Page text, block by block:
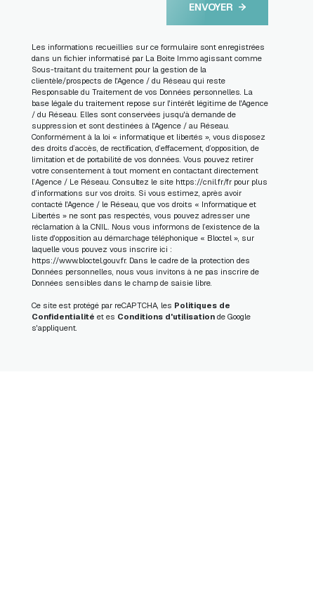
ENVOYER
Les informations recueillies sur ce formulaire sont enregistrées
dans un fichier informatisé par La Boite Immo agissant comme
Sous-traitant du traitement pour la gestion de la
clientèle/prospects de l'Agence / du Réseau qui reste
Responsable du Traitement de vos Données personnelles. La
base légale du traitement repose sur l'intérêt légitime de l'Agence
/ du Réseau. Elles sont conservées jusqu'à demande de
suppression et sont destinées à l'Agence / au Réseau.
Conformément à la loi « informatique et libertés », vous disposez
des droits d’accès, de rectification, d’effacement, d’opposition, de
limitation et de portabilité de vos données. Vous pouvez retirer
votre consentement à tout moment en contactant directement
l’Agence / Le Réseau. Consultez le site https://cnil.fr/frpour plus
d’informations sur vos droits. Si vous estimez, après avoir
contacté l'Agence / le Réseau, que vos droits « Informatique et
Libertés » ne sont pas respectés, vous pouvez adresser une
réclamation à la CNIL. Nous vous informons de l’existence de la
liste d'opposition au démarchage téléphonique « Bloctel », sur
laquelle vous pouvez vous inscrire ici :
https://www.bloctel.gouv.fr. Dans le cadre de la protection des
Données personnelles, nous vous invitons à ne pas inscrire de
Données sensibles dans le champ de saisie libre.
Ce site est protégé par reCAPTCHA, les Politiques de
Confidentialité et es Conditions d'utilisationde Google
s'appliquent.